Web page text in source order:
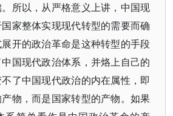
所以，从严格意义上讲，中国现
家整体实现现代转型的需要而确
开的政治革命是这种转型的手段
国现代政治体系，并烙上自己的
了中国现代政治的内在属性，即
物，而是国家转型的产物。如果